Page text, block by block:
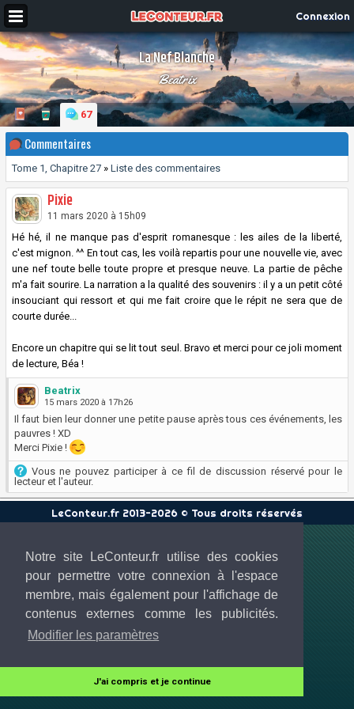
Notre site LeConteur.fr utilise des cookies
pour permettre votre connexion à l'espace
membre, mais également pour l'affichage de
contenus externes comme les publicités.
Modifier les paramètres
J'ai compris et je continue
Connexion
La Nef Blanche
Beatrix
67
Commentaires
Tome 1, Chapitre 27 » Liste des commentaires
Pixie
11 mars 2020 à 15h09
Hé hé, il ne manque pas d'esprit romanesque : les ailes de la liberté,
c'est mignon. ^^ En tout cas, les voilà repartis pour une nouvelle vie, avec
une nef toute belle toute propre et presque neuve. La partie de pêche
m'a fait sourire. La narration a la qualité des souvenirs : il y a un petit côté
insouciant qui ressort et qui me fait croire que le répit ne sera que de
courte durée...
Encore un chapitre qui se lit tout seul. Bravo et merci pour ce joli moment
de lecture, Béa !
Beatrix
15 mars 2020 à 17h26
Il faut bien leur donner une petite pause après tous ces événements, les
pauvres ! XD
Merci Pixie !
Vous ne pouvez participer à ce fil de discussion réservé pour le
lecteur et l'auteur.
LeConteur.fr 2013-2026 © Tous droits réservés